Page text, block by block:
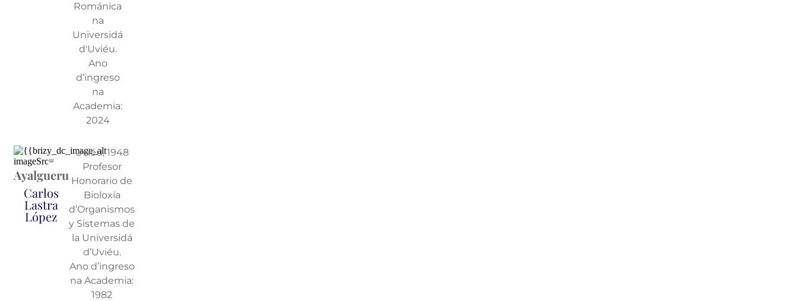
Románica
na
Universidá
d'Uviéu.
Ano
d’ingreso
na
Academia:
2024
Ayalgueru
Carlos
Lastra
López
Uviéu, 1948
Profesor
Honorario de
Bioloxía
d’Organismos
y Sistemas de
la Universidá
d’Uviéu.
Ano d’ingreso
na Academia:
1982